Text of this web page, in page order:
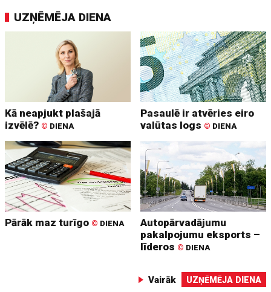
UZŅĒMĒJA DIENA
Kā neapjukt plašajā
izvēlē? © DIENA
Pasaulē ir atvēries eiro
valūtas logs © DIENA
Pārāk maz turīgo © DIENA
Autopārvadājumu
pakalpojumu eksports –
līderos © DIENA
Vairāk UZŅĒMĒJA DIENA